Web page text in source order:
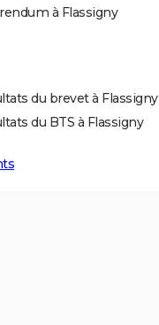
à Flassigny
du brevet à Flassigny
du BTS à Flassigny